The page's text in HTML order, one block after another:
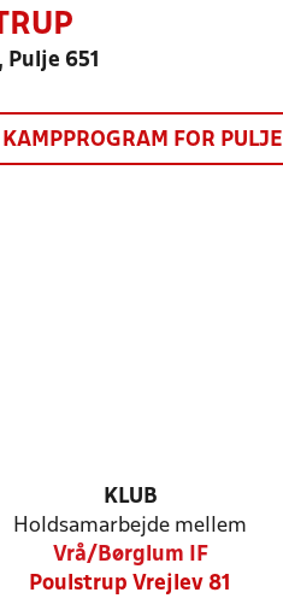
Pulje 651
KAMPPROGRAM FOR PULJE
KLUB
Holdsamarbejde mellem
Vrå/Børglum IF
Poulstrup Vrejlev 81